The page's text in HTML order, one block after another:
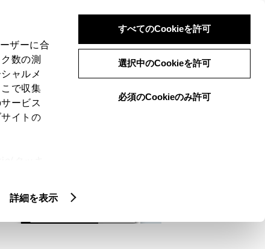
ザーに合
数の測
ャルメ
で収集
ービス
イトの
詳細を表示
すべてのCookieを許可
選択中のCookieを許可
必須のCookieのみ許可
ログイン 検索 メニュー
メニュー